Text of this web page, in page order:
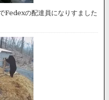
Fedexの配達員になりすました